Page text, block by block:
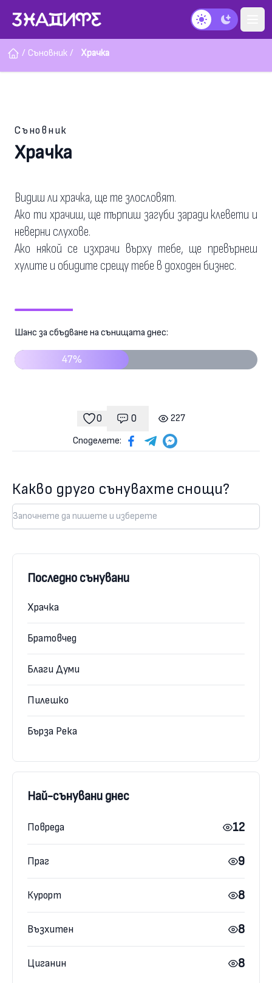
Тъмен режим
/ Съновник / Храчка
Съновник
Храчка
Видиш ли храчка, ще те злословят.
Ако ти храчиш, ще търпиш загуби заради клевети и
неверни слухове.
Ако някой се изхрачи върху тебе, ще превърнеш
хулите и обидите срещу тебе в доходен бизнес.
Шанс за сбъдване на сънищата днес:
47%
0
харесвания
0
Коментари
227
гледания
Споделете:
Какво друго сънувахте снощи?
Последно сънувани
Храчка
Братовчед
Благи Думи
Пилешко
Бърза Река
Най-сънувани днес
Повреда 12
Праг 9
Курорт 8
Възхитен 8
Циганин 8